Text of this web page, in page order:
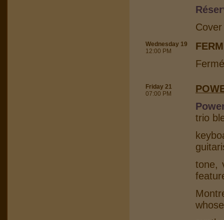
Wednesday 19
12:00 PM
Friday 21
07:00 PM
trio
tone,